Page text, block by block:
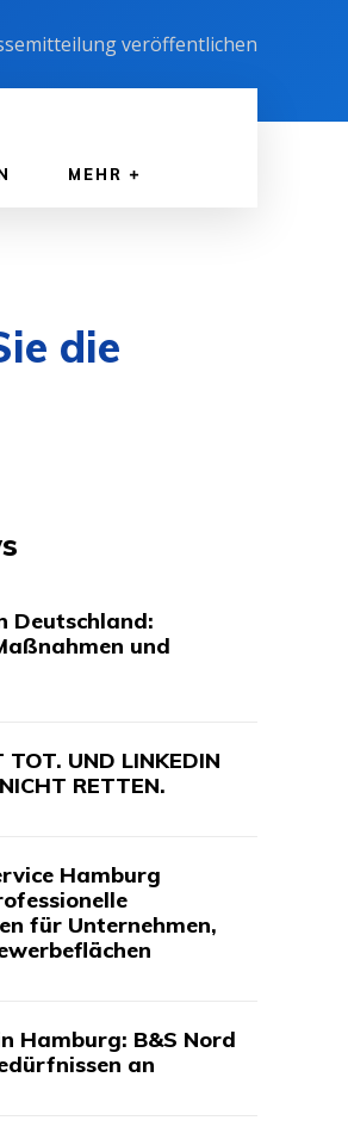
veröffentlichen
MEHR
die
Deutschland:
und
TOT. UND LINKEDIN
RETTEN.
Hamburg
für Unternehmen,
Hamburg: B&S Nord
an